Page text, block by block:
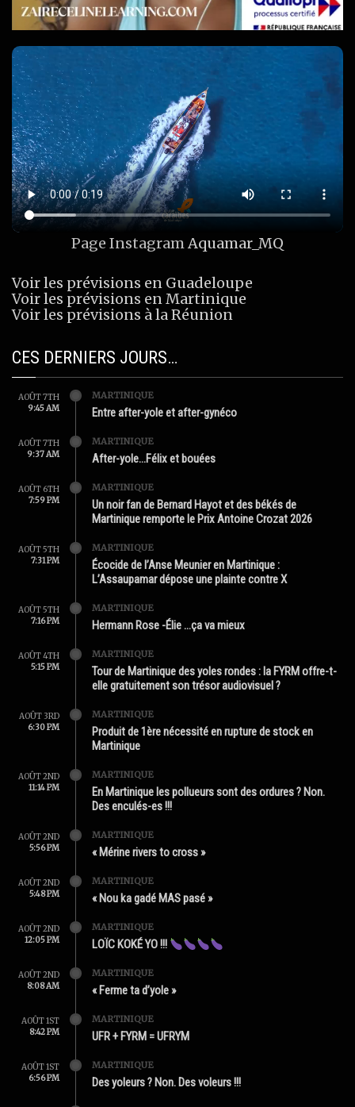
Page InstagramAquamar_MQ
Voir les prévisions en Guadeloupe
Voir les prévisions en Martinique
Voir les prévisions à la Réunion
CES DERNIERS JOURS…
AOÛT 7TH
9:45 AM
MARTINIQUE
Entre after-yole et after-gynéco
AOÛT 7TH
9:37 AM
MARTINIQUE
After-yole…Félix et bouées
AOÛT 6TH
7:59 PM
MARTINIQUE
Un noir fan de Bernard Hayot et des békés de
Martinique remporte le Prix Antoine Crozat 2026
AOÛT 5TH
7:31 PM
MARTINIQUE
Écocide de l’Anse Meunier en Martinique :
L’Assaupamar dépose une plainte contre X
AOÛT 5TH
7:16 PM
MARTINIQUE
Hermann Rose -Élie …ça va mieux
AOÛT 4TH
5:15 PM
MARTINIQUE
Tour de Martinique des yoles rondes : la FYRM offre-t-
elle gratuitement son trésor audiovisuel ?
AOÛT 3RD
6:30 PM
MARTINIQUE
Produit de 1ère nécessité en rupture de stock en
Martinique
AOÛT 2ND
11:14 PM
MARTINIQUE
En Martinique les pollueurs sont des ordures ? Non.
Des enculés-es !!!
AOÛT 2ND
5:56 PM
MARTINIQUE
« Mérine rivers to cross »
AOÛT 2ND
5:48 PM
MARTINIQUE
« Nou ka gadé MAS pasé »
AOÛT 2ND
12:05 PM
MARTINIQUE
LOÏC KOKÉ YO !!!
AOÛT 2ND
8:08 AM
MARTINIQUE
« Ferme ta d’yole »
AOÛT 1ST
8:42 PM
MARTINIQUE
UFR + FYRM = UFRYM
AOÛT 1ST
6:56 PM
MARTINIQUE
Des yoleurs ? Non. Des voleurs !!!